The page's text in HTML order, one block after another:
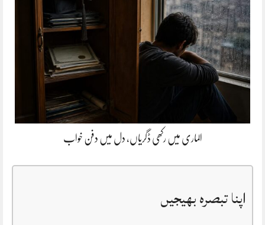
الماری میں رکھی ڈگریاں، دل میں دفن خواب
اپنا تبصرہ بھیجیں